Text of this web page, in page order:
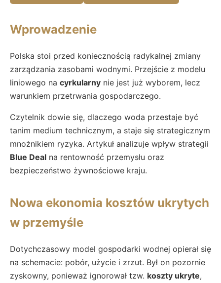
Wprowadzenie
Polska stoi przed koniecznością radykalnej zmiany
zarządzania zasobami wodnymi. Przejście z modelu
liniowego na cyrkularny nie jest już wyborem, lecz
warunkiem przetrwania gospodarczego.
Czytelnik dowie się, dlaczego woda przestaje być
tanim medium technicznym, a staje się strategicznym
mnożnikiem ryzyka. Artykuł analizuje wpływ strategii
Blue Deal na rentowność przemysłu oraz
bezpieczeństwo żywnościowe kraju.
Nowa ekonomia kosztów ukrytych
w przemyśle
Dotychczasowy model gospodarki wodnej opierał się
na schemacie: pobór, użycie i zrzut. Był on pozornie
zyskowny, ponieważ ignorował tzw. koszty ukryte,